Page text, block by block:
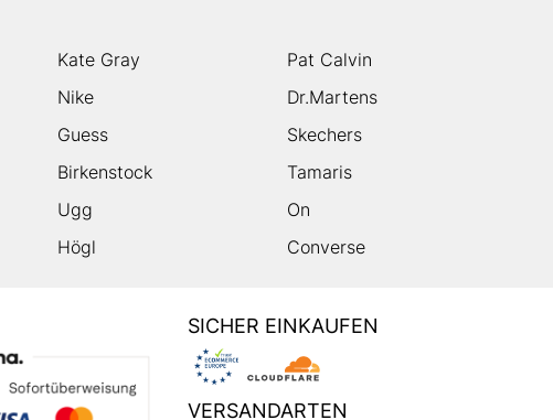
Kate Gray
Pat Calvin
Nike
Dr.Martens
Guess
Skechers
Birkenstock
Tamaris
Ugg
On
Högl Converse
SICHER EINKAUFEN
VERSANDARTEN